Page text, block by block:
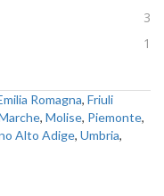
3
1
Romagna, Friuli
, Molise, Piemonte,
Alto Adige, Umbria,